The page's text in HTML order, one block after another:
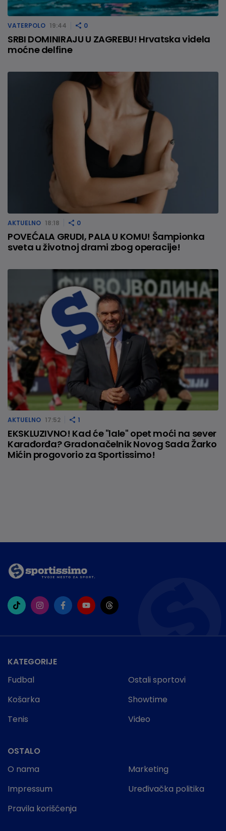
VATERPOLO 19:44 0
SRBI DOMINIRAJU U ZAGREBU! Hrvatska videla
moćne delfine
AKTUELNO 18:18 0
POVEĆALA GRUDI, PALA U KOMU! Šampionka
sveta u životnoj drami zbog operacije!
AKTUELNO 17:52 1
EKSKLUZIVNO! Kad će "lale" opet moći na sever
Karađorđa? Gradonačelnik Novog Sada Žarko
Mićin progovorio za Sportissimo!
KATEGORIJE
Fudbal
Košarka
Tenis
Ostali sportovi
Showtime
Video
OSTALO
O nama
Impressum
Pravila korišćenja
Marketing
Uređivačka politika